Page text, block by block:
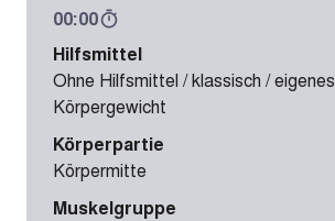
00:00
Hilfsmittel
Ohne Hilfsmittel / klassisch / eigenes
Körpergewicht
Körperpartie
Körpermitte
Muskelgruppe